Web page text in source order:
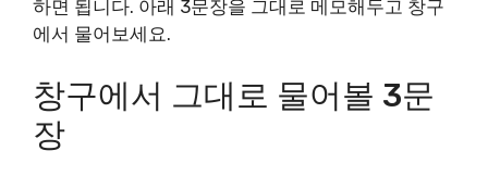
하면 됩니다. 아래 3문장을 그대로 메모해두고 창구
에서 물어보세요.
창구에서 그대로 물어볼 3문
장